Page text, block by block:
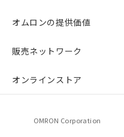
オムロンの提供価値
販売ネットワーク
オンラインストア
OMRON Corporation